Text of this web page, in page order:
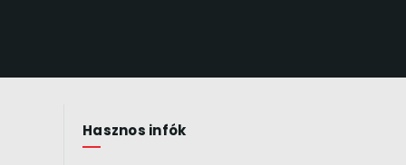
Hasznos infók